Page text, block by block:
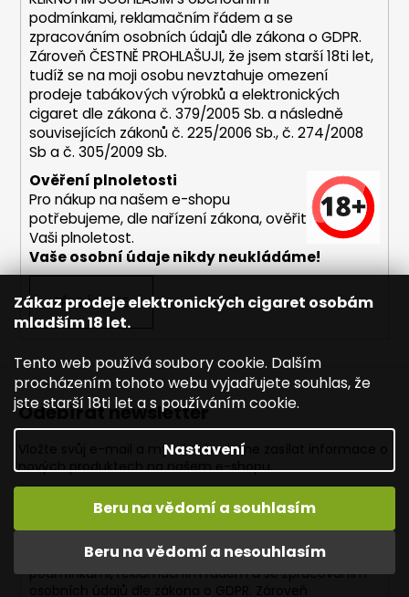
Zákaz prodeje elektronických cigaret osobám
mladším 18 let.
Tento web používá soubory cookie. Dalším
procházením tohoto webu vyjadřujete souhlas, že
jste starší 18ti let a s používáním cookie.
Nastavení
Beru na vědomí a nesouhlasím
Beru na vědomí a souhlasím
v
ý
p
i
s
u
podmínkami,reklamačním řádem a se
zpracováním osobních údajů dle zákona oGDPR.
Zároveň ČESTNĚ PROHLAŠUJI, že jsem starší 18ti let,
tudíž se na moji osobu nevztahuje omezení
prodeje tabákových výrobků a elektronických
cigaret dle zákona č. 379/2005 Sb. a následně
souvisejících zákonů č. 225/2006 Sb., č. 274/2008
Sb a č. 305/2009 Sb.
Ověření plnoletosti
Pro nákup na našem e-shopu
potřebujeme, dle nařízení zákona, ověřit
Vaši plnoletost.
Vaše osobní údaje nikdy neukládáme!
PŘIHLÁSIT SE
Odebírat newsletter
Vložte svůj e-mail a my vám budeme zasílat informace o
nových produktech na našem e-shopu.
KLIKNUTÍM SOUHLASÍM sobchodními
podmínkami,reklamačním řádem a se zpracováním